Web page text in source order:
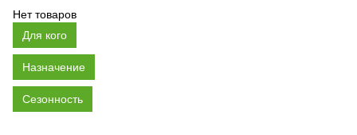
Нет товаров
Для кого
Назначение
Сезонность